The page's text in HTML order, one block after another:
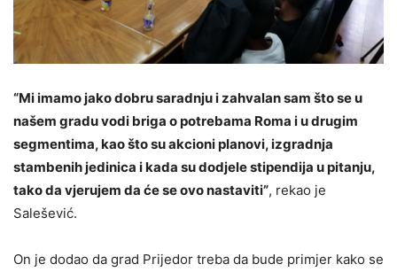
“Mi imamo jako dobru saradnju i zahvalan sam što se u
našem gradu vodi briga o potrebama Roma i u drugim
segmentima, kao što su akcioni planovi, izgradnja
stambenih jedinica i kada su dodjele stipendija u pitanju,
tako da vjerujem da će se ovo nastaviti”, rekao je
Salešević.
On je dodao da grad Prijedor treba da bude primjer kako se